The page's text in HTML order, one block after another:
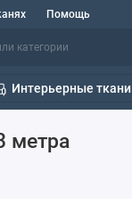
Помощь
Интерьерные ткани
метра